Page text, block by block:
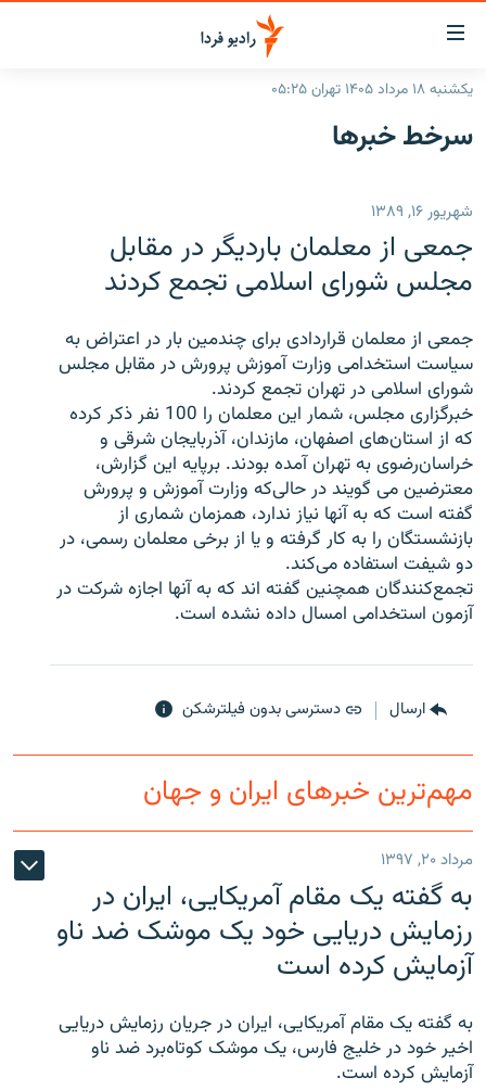
لینک‌های
قابلیت
دسترسی
بازگشت
اصلی
رفتن
صفحه
ایران
انتخاب کنید و بشنوید
فرکانس‌ها
پادکست
گزارش‌های تصویری
گزارش‌های ویدئویی
زنان فردا
English
به ما بپیوندید
زبان‌های دیگر
یکشنبه ۱۸ مرداد ۱۴۰۵ تهران ۰۵:۲۵
سرخط‌ خبرها
شهریور ۱۶, ۱۳۸۹
جمعی از معلمان باردیگر در مقابل
مجلس شورای اسلامی تجمع کردند
جمعی از معلمان قراردادی برای چندمین بار در اعتراض به
سیاست استخدامی وزارت آموزش پرورش در مقابل مجلس
شورای اسلامی در تهران تجمع کردند.
خبرگزاری مجلس، شمار این معلمان را 100 نفر ذکر کرده
که از استان‌های اصفهان، مازندان، آذربایجان شرقی و
خراسان‌رضوی به تهران آمده بودند. برپایه این گزارش،
معترضین می گویند در حالی‌که وزارت آموزش و پرورش
گفته است که به آنها نیاز ندارد، همزمان شماری از
بازنشستگان را به کار گرفته و یا از برخی معلمان رسمی، در
دو شیفت استفاده می‌کند.
تجمع‌کنندگان همچنین گفته اند که به آنها اجازه شرکت در
آزمون استخدامی امسال داده نشده است.
ارسال دسترسی بدون فیلترشکن
مهم‌ترین خبرهای ایران و جهان
مرداد ۲۰, ۱۳۹۷
به گفته یک مقام آمریکایی، ایران در
رزمایش دریایی خود یک موشک ضد ناو
آزمایش کرده است
به گفته یک مقام آمریکایی، ایران در جریان رزمایش دریایی
اخیر خود در خلیج فارس، یک موشک کوتاه‌برد ضد ناو
آزمایش کرده است.